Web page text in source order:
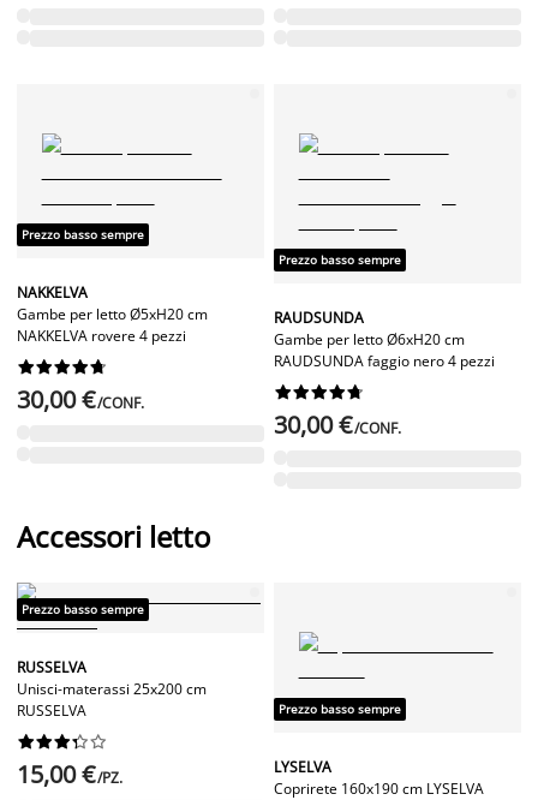
Prezzo basso sempre
NAKKELVA
Gambe per letto Ø5xH20 cm
NAKKELVA rovere 4 pezzi






30,00 €/CONF.
Prezzo basso sempre
RAUDSUNDA
Gambe per letto Ø6xH20 cm
RAUDSUNDA faggio nero 4 pezzi






30,00 €/CONF.
Accessori letto
Prezzo basso sempre
RUSSELVA
Unisci-materassi 25x200 cm
RUSSELVA






15,00 €/PZ.
Prezzo basso sempre
LYSELVA
Coprirete 160x190 cm LYSELVA